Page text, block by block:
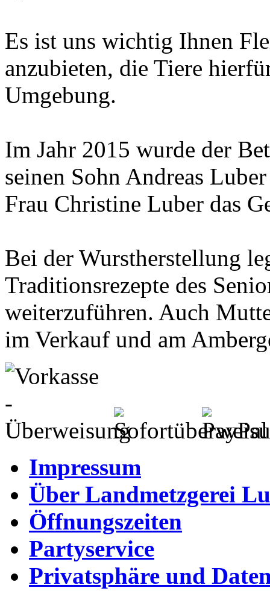
Es ist uns wichtig Ihnen
anzubieten, die Tiere
Umgebung.
Im Jahr 2015 wurde der
seinen Sohn Andreas
Frau Christine Luber das
Bei der Wurstherstellung
Traditionsrezepte des
weiterzuführen. Auch
im Verkauf und am
Impressum
Über Landmetzgerei
Öffnungszeiten
Partyservice
Privatsphäre und